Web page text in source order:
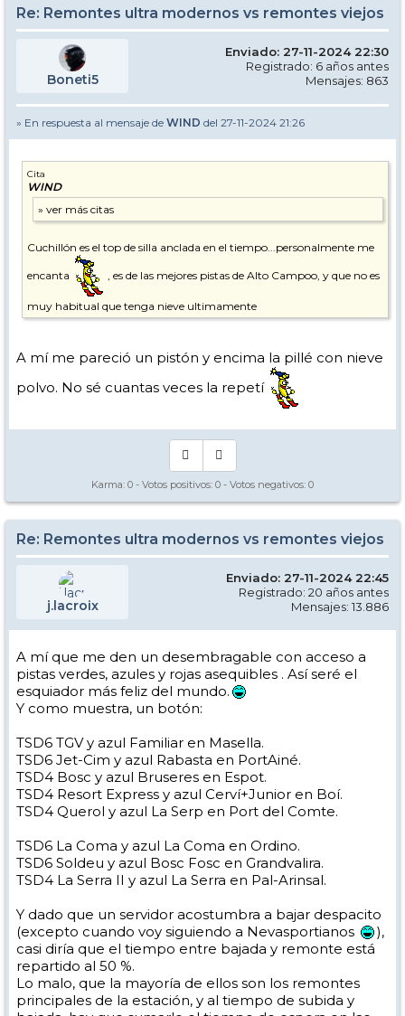
Re: Remontes ultra modernos vs remontes viejos
Boneti5
Enviado: 27-11-2024 22:30
Registrado: 6 años antes
Mensajes: 863
» En respuesta al mensaje de WIND del 27-11-2024 21:26
Cita
WIND
Cuchillón es el top de silla anclada en el tiempo...personalmente me
encanta , es de las mejores pistas de Alto Campoo, y que no es
muy habitual que tenga nieve ultimamente
A mí me pareció un pistón y encima la pillé con nieve
polvo. No sé cuantas veces la repetí
Karma: 0 - Votos positivos: 0 - Votos negativos: 0
Re: Remontes ultra modernos vs remontes viejos
j.lacroix
Enviado: 27-11-2024 22:45
Registrado: 20 años antes
Mensajes: 13.886
A mí que me den un desembragable con acceso a
pistas verdes, azules y rojas asequibles . Así seré el
esquiador más feliz del mundo.
Y como muestra, un botón:
TSD6 TGV y azul Familiar en Masella.
TSD6 Jet-Cim y azul Rabasta en PortAiné.
TSD4 Bosc y azul Bruseres en Espot.
TSD4 Resort Express y azul Cerví+Junior en Boí.
TSD4 Querol y azul La Serp en Port del Comte.
TSD6 La Coma y azul La Coma en Ordino.
TSD6 Soldeu y azul Bosc Fosc en Grandvalira.
TSD4 La Serra II y azul La Serra en Pal-Arinsal.
Y dado que un servidor acostumbra a bajar despacito
(excepto cuando voy siguiendo a Nevasportianos
),
casi diría que el tiempo entre bajada y remonte está
repartido al 50 %.
Lo malo, que la mayoría de ellos son los remontes
principales de la estación, y al tiempo de subida y